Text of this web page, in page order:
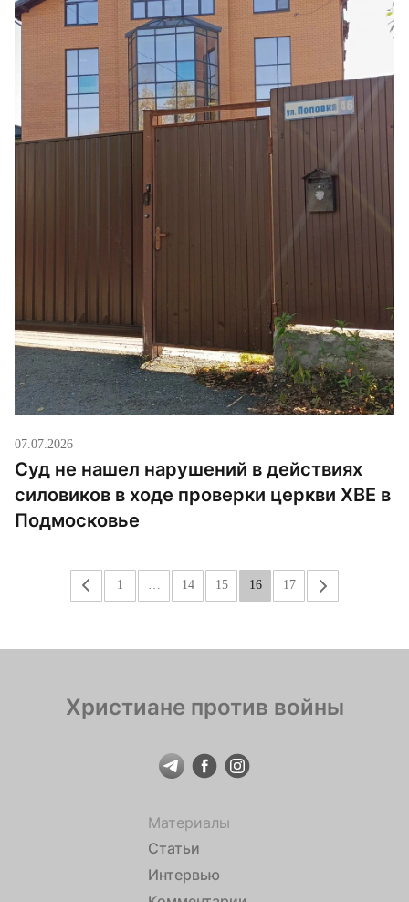
07.07.2026
Суд не нашел нарушений в действиях
силовиков в ходе проверки церкви ХВЕ в
Подмосковье
« 1 14 15 16 17 »
Христиане против войны
Материалы
Статьи
Интервью